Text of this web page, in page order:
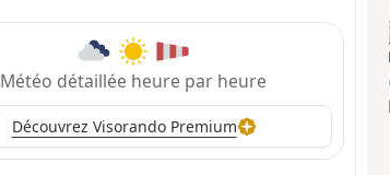
Météo détaillée heure par heure
Découvrez Visorando Premium